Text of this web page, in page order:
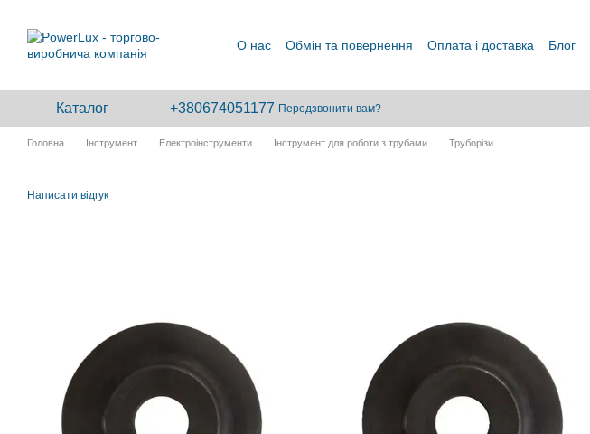
О нас Обмін та повернення Оплата і доставка Блог
Каталог +380674051177 Передзвонити вам?
Головна Інструмент Електроінструменти Інструмент для роботи з трубами Труборізи
Написати відгук